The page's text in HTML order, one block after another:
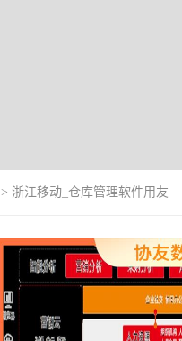
> 浙江移动_仓库管理软件用友